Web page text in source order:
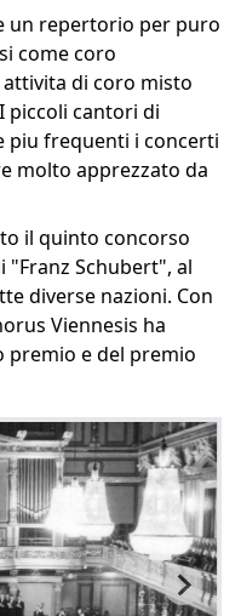
un repertorio per puro
come coro
di coro misto
piccoli cantori di
piu frequenti i concerti
molto apprezzato da
il quinto concorso
Schubert", al
diverse nazioni. Con
Viennesis ha
e del premio